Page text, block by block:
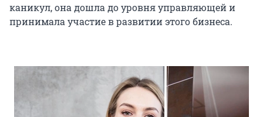
каникул, она дошла до уровня управляющей и
принимала участие в развитии этого бизнеса.